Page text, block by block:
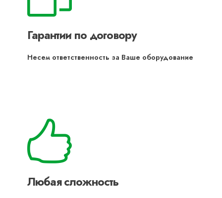
Гарантии по договору
Несем ответственность за Ваше оборудование
Любая сложность